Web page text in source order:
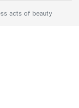
acts of beauty